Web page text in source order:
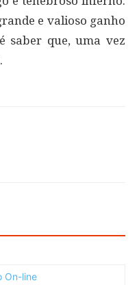
e valioso ganho
saber que, uma vez